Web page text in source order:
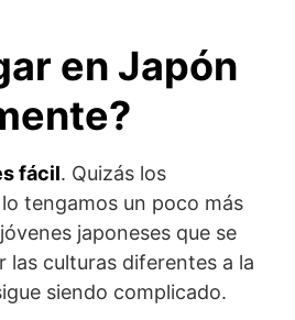
en Japón
fácil. Quizás los
tengamos un poco más
japoneses que se
las culturas diferentes a la
siendo complicado.